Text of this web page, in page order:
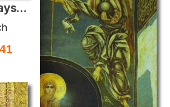
Die Virgin Holidays. Himmelfahrt der Jungfrau.